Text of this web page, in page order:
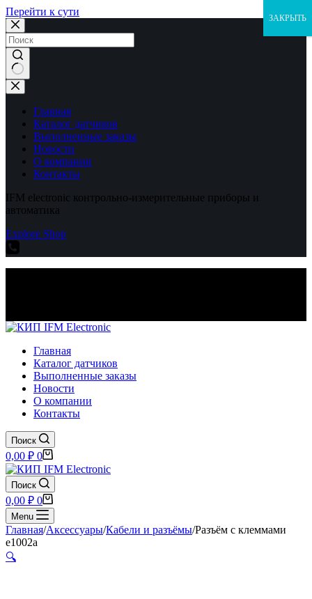
Перейти к сути
Ничего
не
найденоГлавная
Каталог датчиков
Выполненные заказы
Новости
О компании
Контакты
IFM electronic контрольно-измерительные приборы и
автоматика
Explore Shop
Главная
Каталог датчиков
Выполненные заказы
Новости
О компании
Контакты
Поиск
Корзина
0,00 ₽ 0
Поиск
Корзина
0,00 ₽ 0
Menu
Главная/Аксессуары/Кабели и разъёмы/Разъём с клеммами
e1002a
🔍
ЗАКРЫТЬ